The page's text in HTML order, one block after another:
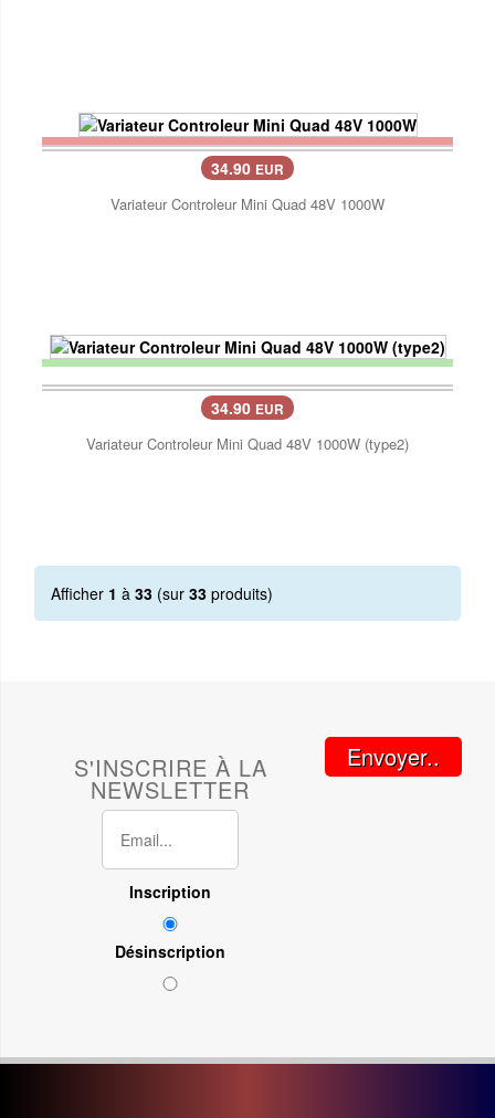
34.90 EUR
Variateur Controleur Mini Quad 48V 1000W
34.90 EUR
Variateur Controleur Mini Quad 48V 1000W (type2)
Afficher 1 à 33 (sur 33 produits)
S'INSCRIRE À LA
NEWSLETTER
Inscription
Désinscription
Envoyer..